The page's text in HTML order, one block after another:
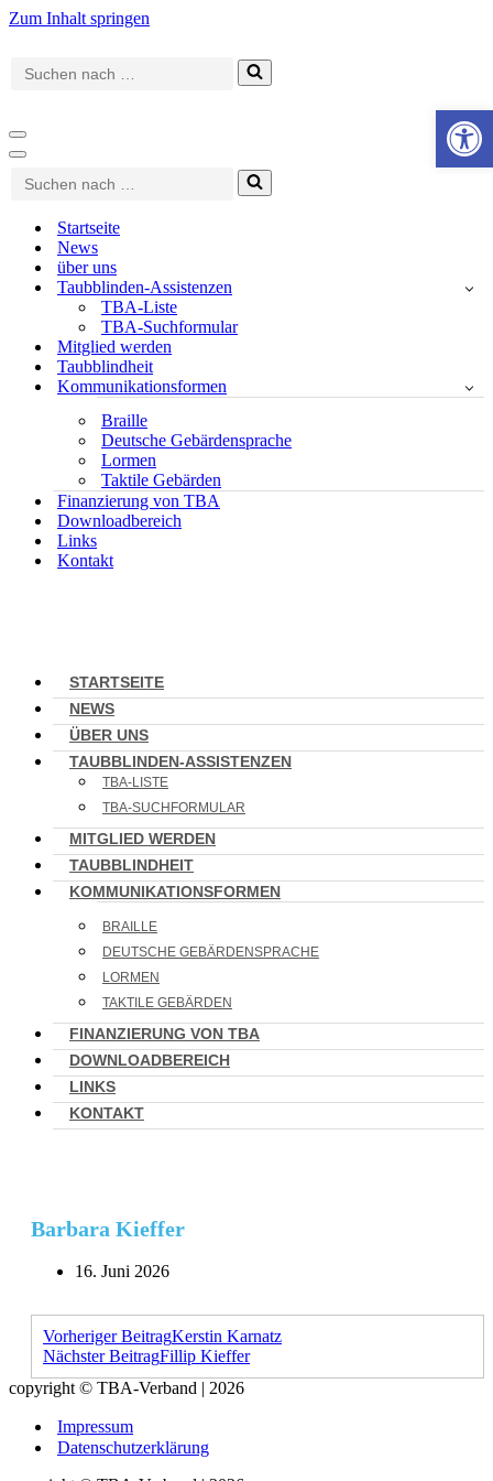
Zum Inhalt springen
Suchen
nach …
Navigationsmenü
Navigationsmenü
Suchen
nach …
Startseite
News
über uns
Taubblinden-Assistenzen
TBA-Liste
TBA-Suchformular
Mitglied werden
Taubblindheit
Kommunikationsformen
Braille
Deutsche Gebärdensprache
Lormen
Taktile Gebärden
Finanzierung von TBA
Downloadbereich
Links
Kontakt
STARTSEITE
NEWS
ÜBER UNS
TAUBBLINDEN-ASSISTENZEN
TBA-LISTE
TBA-SUCHFORMULAR
MITGLIED WERDEN
TAUBBLINDHEIT
KOMMUNIKATIONSFORMEN
BRAILLE
DEUTSCHE GEBÄRDENSPRACHE
LORMEN
TAKTILE GEBÄRDEN
FINANZIERUNG VON TBA
DOWNLOADBEREICH
LINKS
KONTAKT
Barbara Kieffer
16. Juni 2026
Vorheriger BeitragKerstin Karnatz
Nächster BeitragFillip Kieffer
copyright © TBA-Verband | 2026
Impressum
Datenschutzerklärung